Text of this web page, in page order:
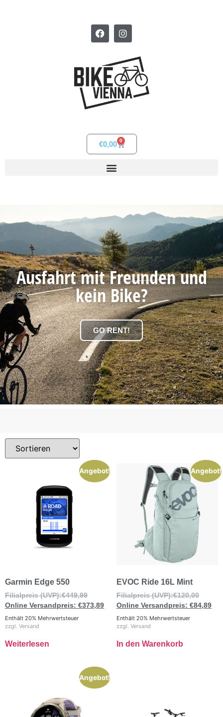
€0,00 0
Ausfahrt mit Freunden und
kein Bike?
GO RENT!
Angebot!
Garmin Edge 550
€449,99
€373,89
Enthält 20% Mehrwertsteuer
zzgl. Versand
Weiterlesen
Angebot!
EVOC Ride 16L Mint
€120,00
€84,89
Enthält 20% Mehrwertsteuer
zzgl. Versand
In den Warenkorb
Angebot!